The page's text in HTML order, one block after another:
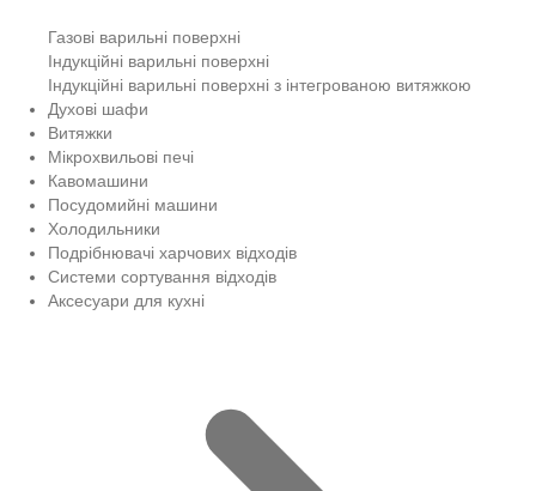
Газові варильні поверхні
Індукційні варильні поверхні
Індукційні варильні поверхні з інтегрованою витяжкою
Духові шафи
Витяжки
Мікрохвильові печі
Кавомашини
Посудомийні машини
Холодильники
Подрібнювачі харчових відходів
Системи сортування відходів
Аксесуари для кухні